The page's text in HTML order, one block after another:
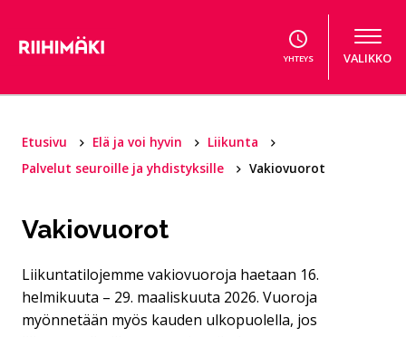
YHTEYS VALIKKO
Etusivu Elä ja voi hyvin
Liikunta
Palvelut seuroille ja yhdistyksille
Vakiovuorot
Vakiovuorot
Liikuntatilojemme vakiovuoroja haetaan 16.
helmikuuta – 29. maaliskuuta 2026. Vuoroja
myönnetään myös kauden ulkopuolella, jos